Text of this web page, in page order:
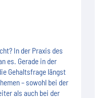
In der Praxis des
es. Gerade in der
Gehaltsfrage längst
– sowohl bei der
als auch bei der